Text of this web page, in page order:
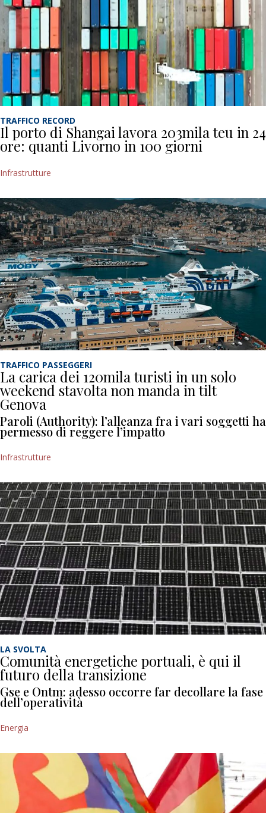
TRAFFICO RECORD
Il porto di Shangai lavora 203mila teu in 24
ore: quanti Livorno in 100 giorni
Infrastrutture
TRAFFICO PASSEGGERI
La carica dei 120mila turisti in un solo
weekend stavolta non manda in tilt
Genova
Paroli (Authority): l’alleanza fra i vari soggetti ha
permesso di reggere l’impatto
Infrastrutture
LA SVOLTA
Comunità energetiche portuali, è qui il
futuro della transizione
Gse e Ontm: adesso occorre far decollare la fase
dell’operatività
Energia